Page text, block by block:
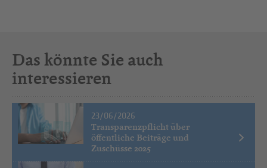
Das könnte Sie auch
interessieren
23/06/2026
Transparenzpflicht über
öffentliche Beiträge und
Zuschüsse 2025